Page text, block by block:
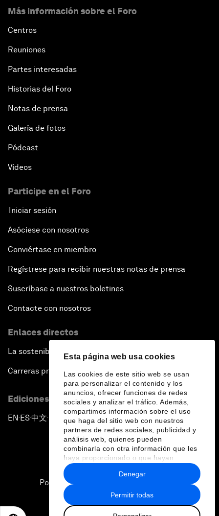
Esta página web usa cookies
Las cookies de este sitio web se usan
para personalizar el contenido y los
anuncios, ofrecer funciones de redes
sociales y analizar el tráfico. Además,
compartimos información sobre el uso
que haga del sitio web con nuestros
partners de redes sociales, publicidad y
análisis web, quienes pueden
combinarla con otra información que les
haya proporcionado o que hayan
recopilado a partir del uso que haya
hecho de sus servicios.
Permitir todas
Denegar
Más información sobre el Foro
Centros
Reuniones
Partes interesadas
Historias del Foro
Notas de prensa
Galería de fotos
Pódcast
Vídeos
Participe en el Foro
Iniciar sesión
Asóciese con nosotros
Conviértase en miembro
Regístrese para recibir nuestras notas de prensa
Suscríbase a nuestros boletines
Contacte con nosotros
Enlaces directos
La sostenibilidad en el Foro
Carreras profesionales
Ediciones en otros idiomas
EN ▪ES▪中文▪ 日本語
Política de privacidad y normas de uso
Sitemap